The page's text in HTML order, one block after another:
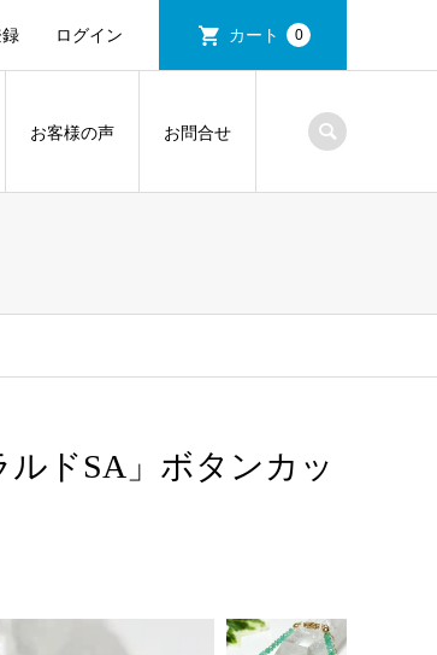
ログイン カート 0
お客様の声 お問合せ
ドSA」ボタンカッ